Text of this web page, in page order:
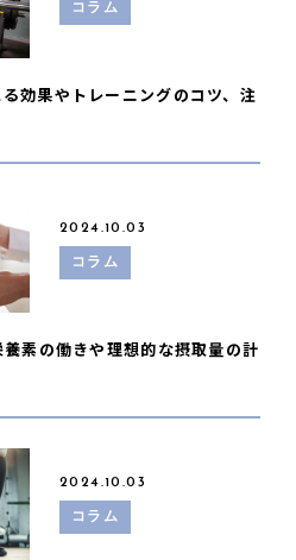
コラム
効果やトレーニングのコツ、注
2024.10.03
コラム
素の働きや理想的な摂取量の計
2024.10.03
コラム